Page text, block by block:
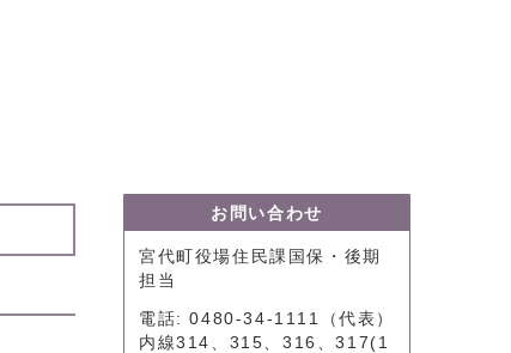
お問い合わせ
宮代町役場住民課国保・後期
担当
電話: 0480-34-1111（代表）
内線314、315、316、317(1